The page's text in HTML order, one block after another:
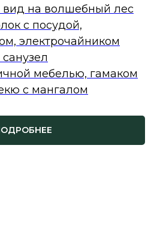
вид на волшебный лес
с посудой,
электрочайником
мебелью, гамаком
с мангалом